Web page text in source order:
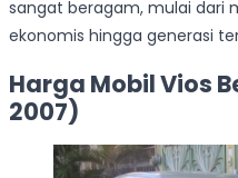
sangat beragam, mulai dari
ekonomis hingga generasi
Harga Mobil Vios
2007)